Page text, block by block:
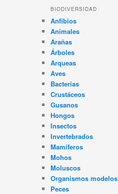
Navegador
de
artículos
BIODIVERSIDAD
Anfibios
Animales
Arañas
Árboles
Arqueas
Aves
Bacterias
Crustáceos
Gusanos
Hongos
Insectos
Invertebrados
Mamíferos
Mohos
Moluscos
Organismos modelos
Peces